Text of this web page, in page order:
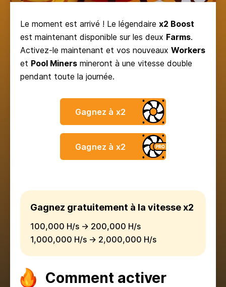
Le moment est arrivé ! Le légendaire x2 Boost
est maintenant disponible sur les deux Farms.
Activez-le maintenant et vos nouveaux Workers
et Pool Miners mineront à une vitesse double
pendant toute la journée.
Gagnez à x2
Gagnez à x2
Gagnez gratuitement à la vitesse x2
100,000 H/s → 200,000 H/s
1,000,000 H/s → 2,000,000 H/s
Comment activer